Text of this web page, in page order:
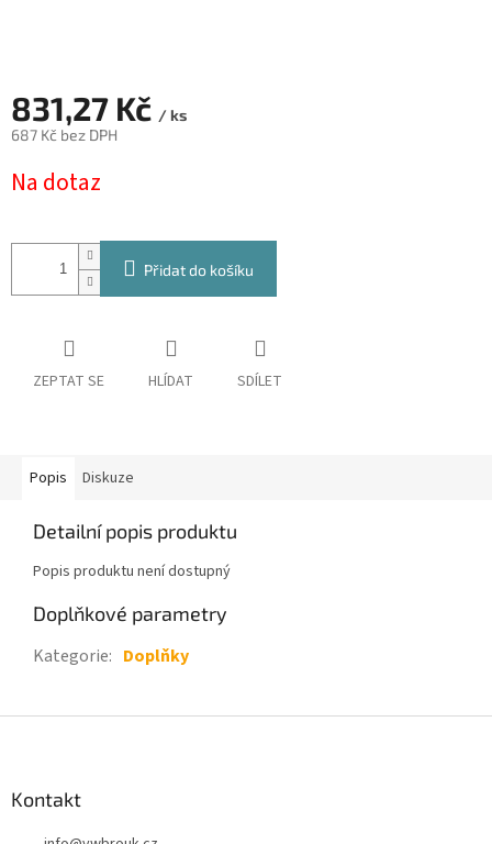
831,27 Kč / ks
687 Kč bez DPH
cena:
Na dotaz
Přidat do košíku
ZEPTAT SE HLÍDAT SDÍLET
Popis Diskuze
Detailní popis produktu
Popis produktu není dostupný
Doplňkové parametry
Kategorie: Doplňky
Kontakt